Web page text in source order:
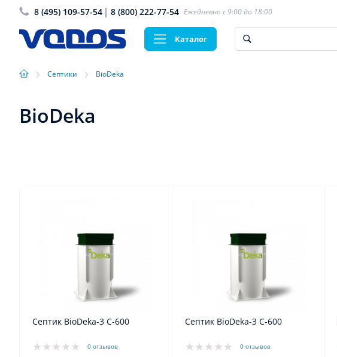
8 (495) 109-57-54 8 (800) 222-77-54 Ежедневно с 9:00 до 18:00
Каталог
› Септики › BioDeka
BioDeka
Септик BioDeka-3 C-600
0 отзывов
Септик BioDeka-3 C-600
0 отзывов